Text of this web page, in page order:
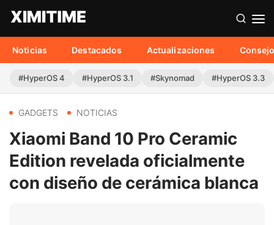
Noticias Destacados Actualizaciones
#HyperOS 4 #HyperOS 3.1 #Skynomad #HyperOS 3.3
GADGETS NOTICIAS
Xiaomi Band 10 Pro Ceramic
Edition revelada oficialmente
con diseño de cerámica blanca